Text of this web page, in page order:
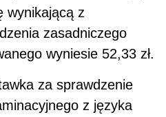
wynikającą z
zasadniczego
wyniesie 52,33 zł.
za sprawdzenie
z języka